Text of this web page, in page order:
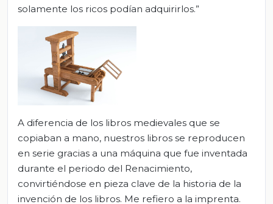
solamente los ricos podían adquirirlos.”
A diferencia de los libros medievales que se
copiaban a mano, nuestros libros se reproducen
en serie gracias a una máquina que fue inventada
durante el periodo del Renacimiento,
convirtiéndose en pieza clave de la historia de la
invención de los libros. Me refiero a la imprenta.